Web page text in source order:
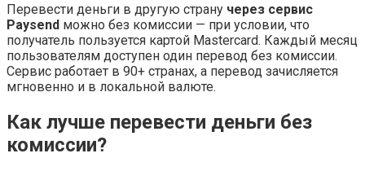
Перевести деньги в другую страну через сервис
Paysend можно без комиссии — при условии, что
получатель пользуется картой Mastercard. Каждый месяц
пользователям доступен один перевод без комиссии.
Сервис работает в 90+ странах, а перевод зачисляется
мгновенно и в локальной валюте.
Как лучше перевести деньги без
комиссии?